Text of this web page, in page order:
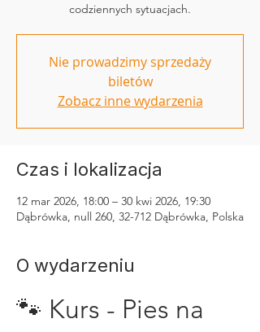
codziennych sytuacjach.
Nie prowadzimy sprzedaży
biletów
Zobacz inne wydarzenia
Czas i lokalizacja
12 mar 2026, 18:00 – 30 kwi 2026, 19:30
Dąbrówka, null 260, 32-712 Dąbrówka, Polska
O wydarzeniu
🐾 Kurs - Pies na